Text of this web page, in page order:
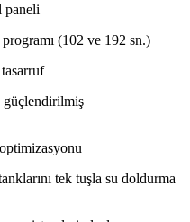
paneli
(102 ve 192 sn.)
güçlendirilmiş
tek tuşla su doldurma